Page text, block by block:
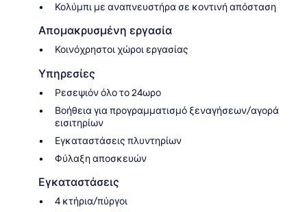
Κολύμπι με αναπνευστήρα σε κοντινή απόσταση
Απομακρυσμένη εργασία
Κοινόχρηστοι χώροι εργασίας
Υπηρεσίες
Ρεσεψιόν όλο το 24ωρο
Βοήθεια για προγραμματισμό ξεναγήσεων/αγορά
εισιτηρίων
Εγκαταστάσεις πλυντηρίων
Φύλαξη αποσκευών
Εγκαταστάσεις
4 κτήρια/πύργοι